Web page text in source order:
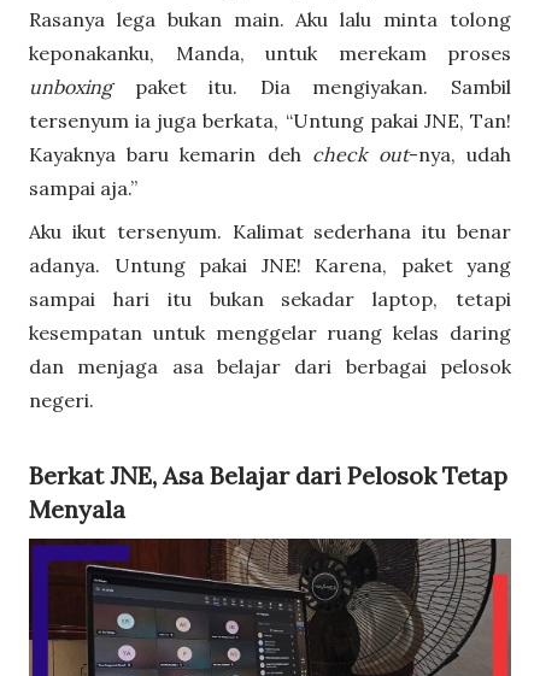
Rasanya lega bukan main. Aku lalu minta tolong
keponakanku, Manda, untuk merekam proses
unboxingpaket itu. Dia mengiyakan. Sambil
tersenyum ia juga berkata, “Untung pakai JNE, Tan!
Kayaknya baru kemarin deh check out-nya, udah
sampai aja.”
Aku ikut tersenyum. Kalimat sederhana itu benar
adanya. Untung pakai JNE! Karena, paket yang
sampai hari itu bukan sekadar laptop, tetapi
kesempatan untuk menggelar ruang kelas daring
dan menjaga asa belajar dari berbagai pelosok
negeri.
Berkat JNE, Asa Belajar dari Pelosok Tetap
Menyala